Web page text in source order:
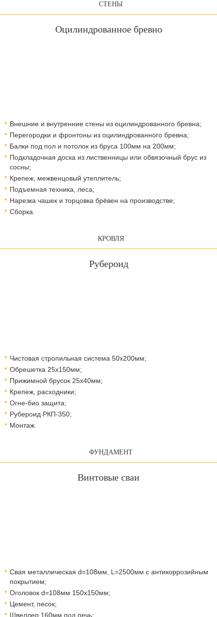
СТЕНЫ
Оцилиндрованное бревно
Внешние и внутренние стены из оцилиндрованного бревна;
Перегородки и фронтоны из оцилиндрованного бревна;
Балки под пол и потолок из бруса 100мм на 200мм;
Подкладочная доска из лиственницы или обвязочный брус из
сосны;
Крепеж, межвенцовый утеплитель;
Подъемная техника, леса;​​​​​​​
Нарезка чашек и торцовка брёвен на производстве;
Сборка.
КРОВЛЯ
Рубероид
Чистовая стропильная система 50х200мм;
Обрешетка 25х150мм;
Прижимной брусок 25х40мм;
Крепеж, расходники;
Огне-био защита;
Рубероид РКП-350;
Монтаж.
ФУНДАМЕНТ
Винтовые сваи
Свая металлическая d=108мм, L=2500мм с антикоррозийным
покрытием;
Оголовок d=108мм 150x150мм;
Цемент, песок;
Швеллер 160мм под печь;